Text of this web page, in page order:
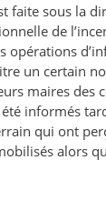
faite sous la
de
opérations
un certain
maires des
informés
qui ont
alors